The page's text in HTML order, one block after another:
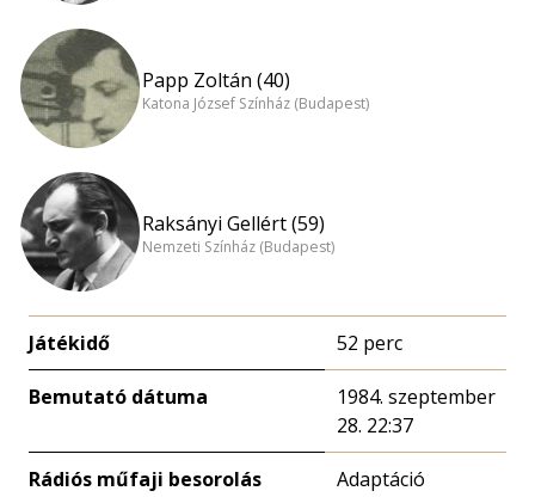
Papp Zoltán (40)
Katona József Színház (Budapest)
Raksányi Gellért (59)
Nemzeti Színház (Budapest)
Játékidő 52 perc
Bemutató dátuma
1984. szeptember
28. 22:37
Rádiós műfaji besorolás
Adaptáció